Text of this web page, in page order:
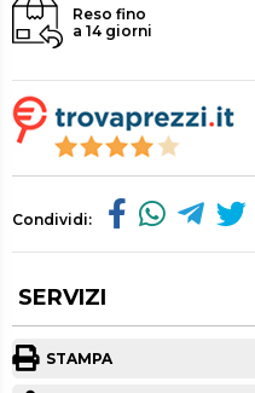
Reso fino
a 14 giorni
Condividi:
SERVIZI
STAMPA